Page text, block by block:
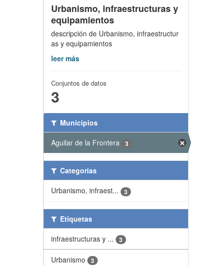
Urbanismo, infraestructuras y
equipamientos
descripción de Urbanismo, infraestructur
as y equipamientos
leer más
Conjuntos de datos
3
Municipios
Aguilar de la Frontera
3
Categorías
Urbanismo, infraest...
3
Etiquetas
infraestructuras y ...
3
Urbanismo 3